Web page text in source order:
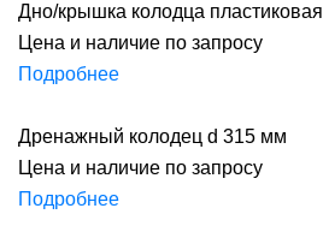
Дно/крышка колодца пластиковая
Цена и наличие по запросу
Подробнее
Дренажный колодец d 315 мм
Цена и наличие по запросу
Подробнее